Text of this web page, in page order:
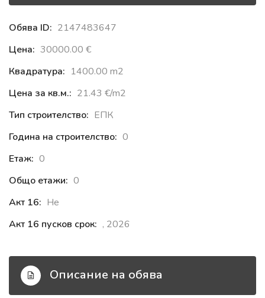
Обява ID: 2147483647
Цена: 30000.00 €‎
Квадратура: 1400.00 m2
Цена за кв.м.: 21.43 €‎/m2
Тип строителство: ЕПК
Година на строителство: 0
Етаж: 0
Общо етажи: 0
Акт 16: Не
Акт 16 пусков срок: , 2026
Описание на обява